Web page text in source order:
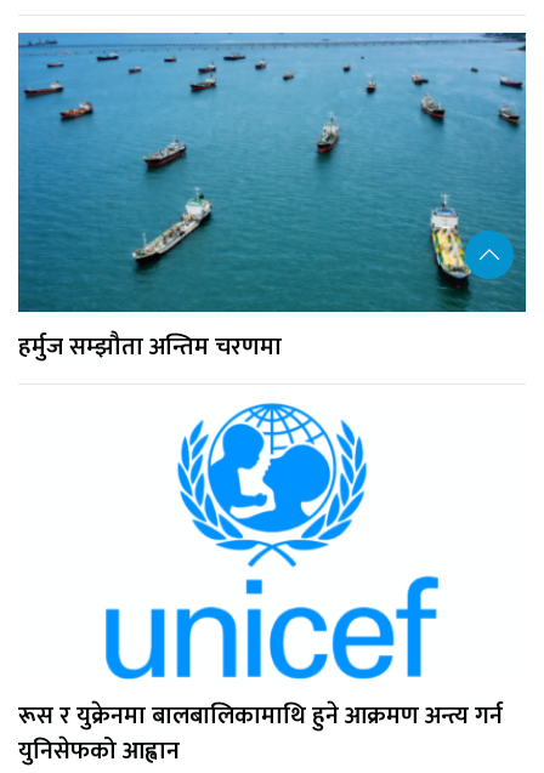
हर्मुज सम्झौता अन्तिम चरणमा
रूस र युक्रेनमा बालबालिकामाथि हुने आक्रमण अन्त्य गर्न
युनिसेफको आह्वान